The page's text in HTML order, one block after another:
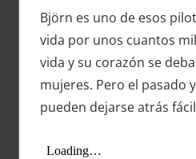
Björn es uno de esos
vida por unos cuantos
vida y su corazón se
mujeres. Pero el pasado
pueden dejarse atrás